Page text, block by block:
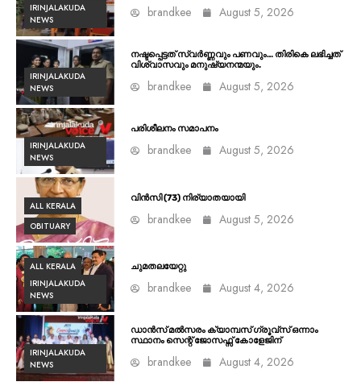
IRINJALAKUDA
NEWS
brandkee August 5, 2026
IRINJALAKUDA
NEWS
നഷ്ടപ്പെട്ടത് സ്വർണ്ണവും പണവും… തിരികെ ലഭിച്ചത്
വിശ്വാസവും മനുഷ്യനന്മയും.
brandkee August 5, 2026
IRINJALAKUDA
NEWS
പരിശീലനം സമാപനം
brandkee August 5, 2026
ALL KERALA
OBITUARY
വിൻസി (73) നിര്യാതയായി
brandkee August 5, 2026
ALL KERALA
IRINJALAKUDA
NEWS
ചുമതലയേറ്റു
brandkee August 4, 2026
IRINJALAKUDA
NEWS
ഡാൻസ് മൽസരം ക്യാമ്പസ് ഗ്രൂവ്സ് ഒന്നാം
സ്ഥാനം സെന്റ് ജോസഫ്സ് കോളേജിന്
brandkee August 4, 2026